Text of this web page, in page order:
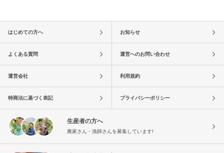
はじめての方へ お知らせ
よくある質問 運営へのお問い合わせ
運営会社 利用規約
特商法に基づく表記 プライバシーポリシー
生産者の方へ
農家さん・漁師さんを募集しています!